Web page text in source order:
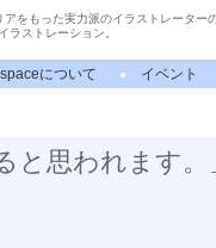
アをもった実力派のイラストレーター
ラストレーション。
について イベント
と思われます